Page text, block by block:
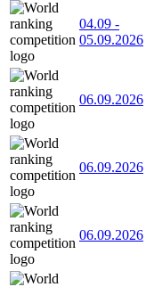
04.09 -
05.09.2026
06.09.2026
06.09.2026
06.09.2026